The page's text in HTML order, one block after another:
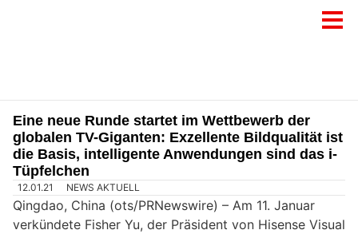
Eine neue Runde startet im Wettbewerb der
globalen TV-Giganten: Exzellente Bildqualität ist
die Basis, intelligente Anwendungen sind das i-
Tüpfelchen
12.01.21 NEWS AKTUELL
Qingdao, China (ots/PRNewswire) – Am 11. Januar
verkündete Fisher Yu, der Präsident von Hisense Visual